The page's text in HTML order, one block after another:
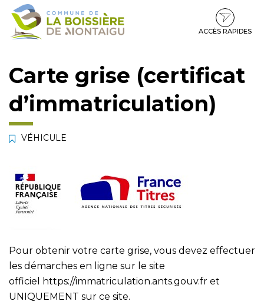
Gestion des traceurs
Aller
Aller
contenu
Aller
pied
ACCÈS RAPIDES
Carte grise (certificat
d’immatriculation)
VÉHICULE
Pour obtenir votre carte grise, vous devez effectuer
les démarches en ligne sur le site
officiel
https://immatriculation.ants.gouv.fr et
UNIQUEMENT sur ce site.